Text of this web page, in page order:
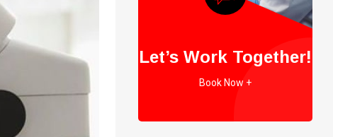
Let’s Work Together!
Book Now +